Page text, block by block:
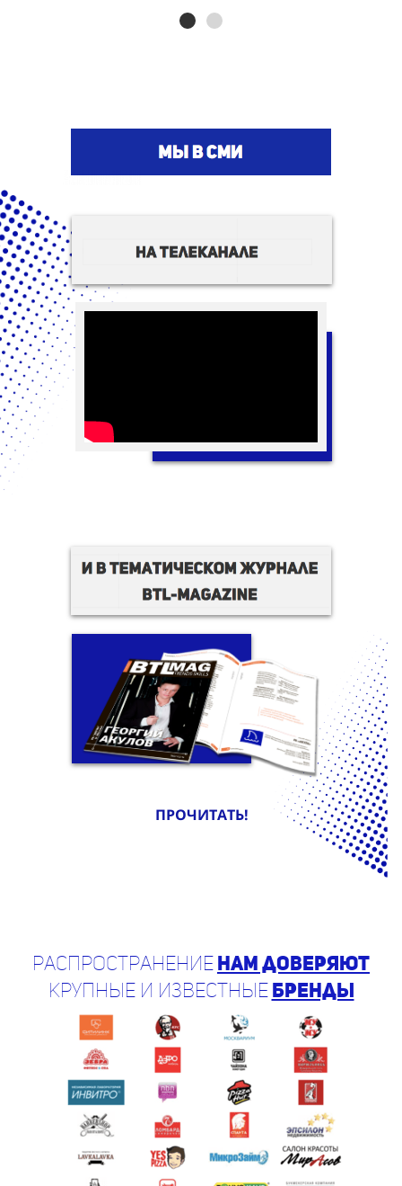
ПРОЧИТАТЬ!
Распространениенам доверяют
крупные и известные бренды